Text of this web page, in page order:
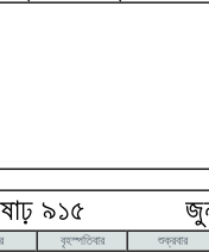
৯১৫ জুন
বৃহস্পতিবার শুক্রবার